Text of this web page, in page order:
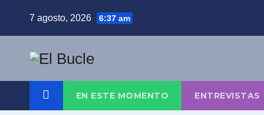
7 agosto, 2026 6:37 am
EN ESTE MOMENTO ENTREVISTAS